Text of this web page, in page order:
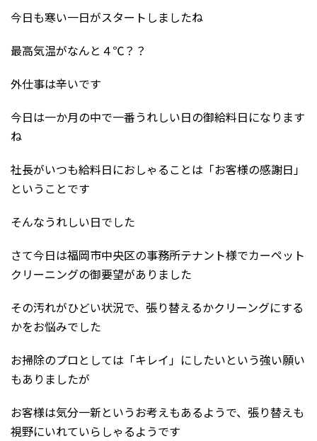
今日も寒い一日がスタートしましたね
最高気温がなんと４℃？？
外仕事は辛いです
今日は一か月の中で一番うれしい日の御給料日になります
ね
社長がいつも給料日におしゃることは「お客様の感謝日」
ということです
そんなうれしい日でした
さて今日は福岡市中央区の事務所テナント様でカーペット
クリーニングの御要望がありました
その汚れがひどい状況で、張り替えるかクリーングにする
かをお悩みでした
お掃除のプロとしては「キレイ」にしたいという強い願い
もありましたが
お客様は気分一新というお考えもあるようで、張り替えも
視野にいれていらしゃるようです